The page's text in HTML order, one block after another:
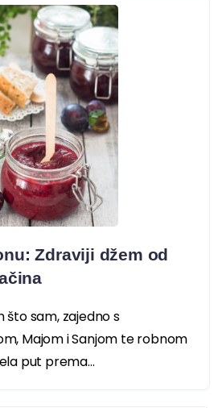
Zdraviji džem od
što sam, zajedno s
Majom i Sanjom te robnom
put prema...